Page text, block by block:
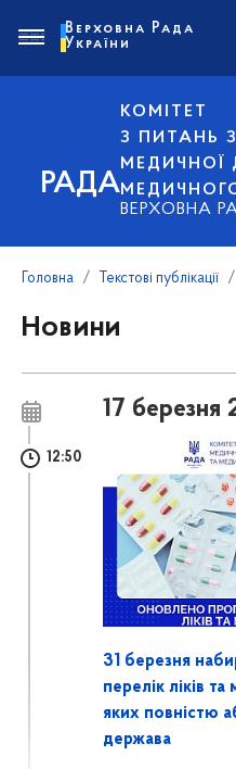
РАДА
КОМІТЕТ
З ПИТАНЬ
ВЕРХОВНА
Верховна Рада
України
Головна Текстові публікації
Новини
17 березня
12:50
31 березня
перелік ліків
яких повністю
держава